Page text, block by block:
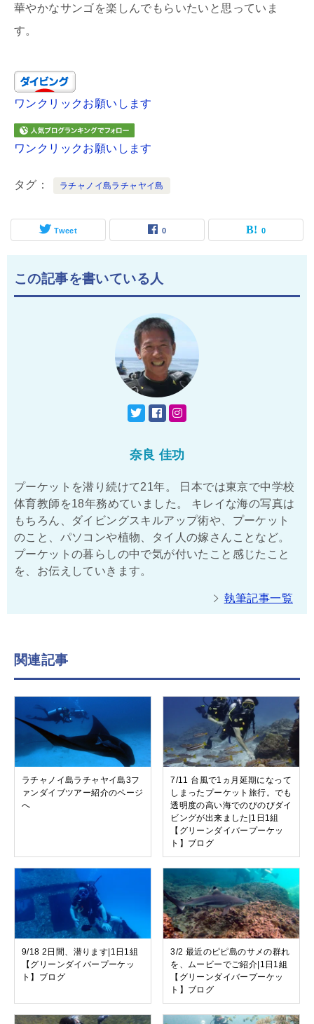
華やかなサンゴを楽しんでもらいたいと思っていま
す。
ワンクリックお願いします
ワンクリックお願いします
タグ ラチャノイ島ラチャヤイ島
Tweet 0 0
この記事を書いている人
奈良 佳功
プーケットを潜り続けて21年。 日本では東京で中学校
体育教師を18年務めていました。 キレイな海の写真は
もちろん、ダイビングスキルアップ術や、プーケット
のこと、パソコンや植物、タイ人の嫁さんことなど。
プーケットの暮らしの中で気が付いたこと感じたこと
を、お伝えしていきます。
執筆記事一覧
関連記事
ラチャノイ島ラチャヤイ島3フ
ァンダイブツアー紹介のページ
へ
7/11 台風で1ヵ月延期になって
しまったプーケット旅行。でも
透明度の高い海でのびのびダイ
ビングが出来ました|1日1組
【グリーンダイバープーケッ
ト】ブログ
9/18 2日間、潜ります|1日1組
【グリーンダイバープーケッ
ト】ブログ
3/2 最近のピピ島のサメの群れ
を、ムービーでご紹介|1日1組
【グリーンダイバープーケッ
ト】ブログ